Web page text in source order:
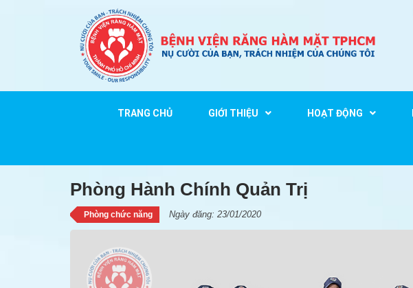
TRANG CHỦ GIỚI THIỆU HOẠT ĐỘNG
Phòng Hành Chính Quản Trị
Phòng chức năng Ngày đăng: 23/01/2020